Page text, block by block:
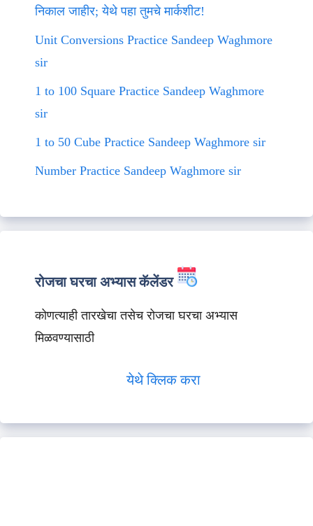
निकाल जाहीर; येथे पहा तुमचे मार्कशीट!
Unit Conversions Practice Sandeep Waghmore
sir
1 to 100 Square Practice Sandeep Waghmore
sir
1 to 50 Cube Practice Sandeep Waghmore sir
Number Practice Sandeep Waghmore sir
रोजचा घरचा अभ्यास कॅलेंडर
कोणत्याही तारखेचा तसेच रोजचा घरचा अभ्यास
मिळवण्यासाठी
येथे क्लिक करा